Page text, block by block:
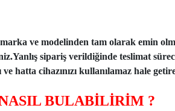
ve modelinden tam olarak emin
sipariş verildiğinde teslimat
hatta cihazınızı kullanılamaz hale
BULABİLİRİM ?